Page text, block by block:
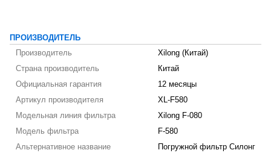
ПРОИЗВОДИТЕЛЬ
Производитель
Xilong (Китай)
Страна производитель
Китай
Официальная гарантия
12 месяцы
Артикул производителя
XL-F580
Модельная линия фильтра
Xilong F-080
Модель фильтра
F-580
Альтернативное название
Погружной фильтр Силонг